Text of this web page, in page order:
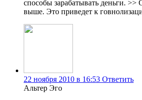
способы зарабатывать деньги.
выше. Это приведет к
22 ноября 2010 в 16:53 Ответить
Альтер Эго